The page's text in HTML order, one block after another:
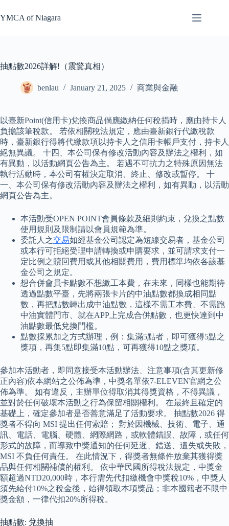
to
content
YMCA of Niagara
抽點數2026詳解!（震驚真相）
benlau January 21, 2025 商業與金融
以臺新Point(信用卡)兌換商品倘應繳納任何稅捐時，應由持卡人
負擔該筆稅款。 若依相關稅法規定，應由臺新銀行代繳稅款
時，臺新銀行得將代繳款項以持卡人之信用卡帳戶支付，持卡人
絕無異議。 十四、本公司保有修改活動內容及辦法之權利，如
有異動，以活動網頁公告為主。 若遇不可抗力之特殊原因無法
執行活動時，本公司有權決定取消、終止、修改或暫停。 十
一、本公司保有修改活動內容及辦法之權利，如有異動，以活動
網頁公告為主。
本活動受OPEN POINT會員條款及細則約束，兌換之點數
使用規則及限制請以會員規範為準。
委託人之交易如經基金公司認定為短線交易者，基金公司
或本行可拒絕受理申請轉換或申購要求，並可請求支付一
定比例之贖回費用或其他相關費用，費用標準均依各該基
金公司之規定。
想合併會員卡點數不想繳工本費，在未來，同樣也能期待
透過點數平臺，先將兩張卡片的中油點數都換成相同點
數，再把點數轉出成中油點數，這樣不需工本費、不需跑
中油實體門市、就在APP上完成合併點數，也更快達到中
油點數最低兌換門檻。
點數採累加之方式辦理，例：集滿5點者，即可獲得5點之
獎項，再集5點即集滿10點，可再獲得10點之獎項。
參加本活動者，即同意接受本活動辦法、注意事項(含其更新修
正內容)依本網站之公佈為準，中獎名單依7-ELEVEN官網之公
佈為準。 如有違反，主辦單位得取消其得獎資格，不得異議，
並對於任何破壞本活動之行為保留相關權利。 在最終且確定的
基礎上，確定參加者是否善意滿足了活動要求。 抽點數2026 得
獎者不得向 MSI 提出任何索賠； 對於因機械、技術、電子、通
訊、電話、電腦、硬體、網際網路，或軟體錯誤、故障，或任何
形式的故障，而導致中獎通知的任何延遲、錯送、遺失或失敗，
MSI 不負任何責任。 在此情況下，得獎者無條件放棄其獲得獎
品與任何相關補償的權利。 依中華民國所得稅法規定，中獎金
額超過NTD20,000時，本行需先代扣繳機會中獎稅10%，中獎人
須先給付10%之稅金後，始得領取本項獎品；非本國籍者不限中
獎金額，一律代扣20%所得稅。
抽點數: 兌換抽